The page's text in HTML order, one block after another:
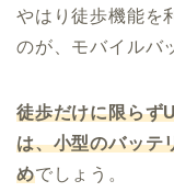
やはり徒歩機能を
のが、モバイルバ
徒歩だけに限らず
は、小型のバッテ
めでしょう。